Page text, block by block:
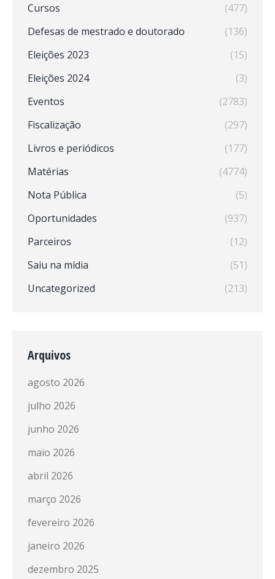
Cursos
(477)
Defesas de mestrado e doutorado
(136)
Eleições 2023
(15)
Eleições 2024
(3)
Eventos
(2783)
Fiscalização
(297)
Livros e periódicos
(177)
Matérias
(4774)
Nota Pública
(5)
Oportunidades
(937)
Parceiros
(12)
Saiu na mídia
(51)
Uncategorized
(213)
Arquivos
agosto 2026
julho 2026
junho 2026
maio 2026
abril 2026
março 2026
fevereiro 2026
janeiro 2026
dezembro 2025